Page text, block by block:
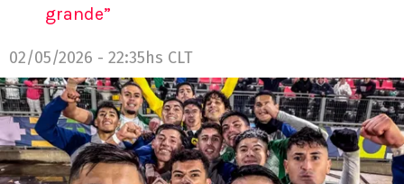
grande”
02/05/2026 - 22:35hs CLT